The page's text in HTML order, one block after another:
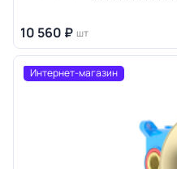
10 560 ₽ шт
Интернет-магазин